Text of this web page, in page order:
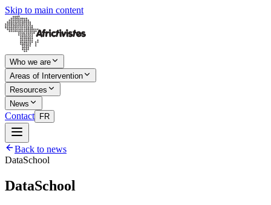
Skip to main content
Who we are
Areas of Intervention
Resources
News
Contact FR
Back to news
DataSchool
DataSchool